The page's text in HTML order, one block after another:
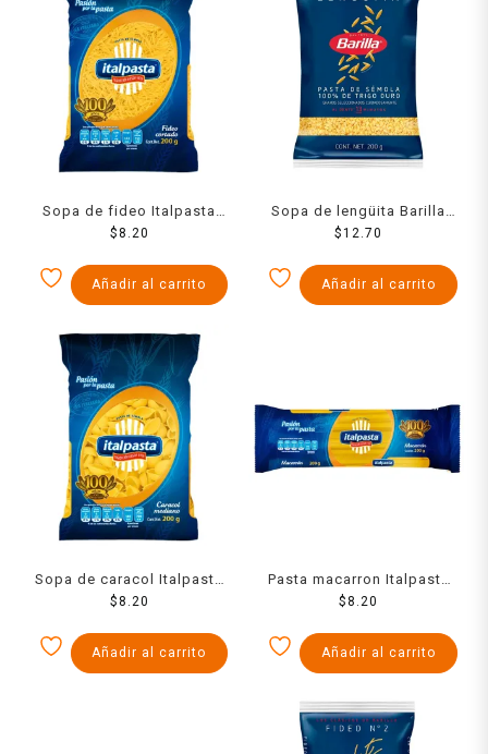
Sopa de fideo Italpasta
cortado 200 g
$ 8.20
Añadir al carrito
Sopa de lengüita Barilla
200 g
$12.70
Añadir al carrito
Sopa de caracol Italpasta
mediano 200 g
$ 8.20
Añadir al carrito
Pasta macarron Italpasta
200 g
$ 8.20
Añadir al carrito